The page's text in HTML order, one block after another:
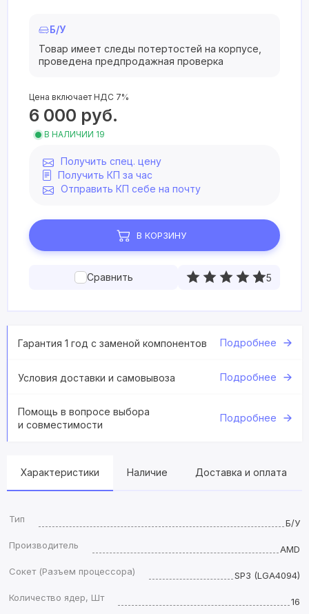
Б/У
Товар имеет следы потертостей на корпусе,
проведена предпродажная проверка
Цена включает НДС 7%
6 000 руб.
В НАЛИЧИИ 19
Получить спец. цену
Получить КП за час
Отправить КП себе на почту
В КОРЗИНУ
Сравнить 5
Гарантия 1 год с заменой компонентов Подробнее
Условия доставки и самовывоза Подробнее
Помощь в вопросе выбора
и совместимости
Подробнее
Характеристики Наличие Доставка и оплата
Тип
Б/У
Производитель
AMD
Сокет (Разъем процессора)
SP3 (LGA4094)
Количество ядер, Шт
16